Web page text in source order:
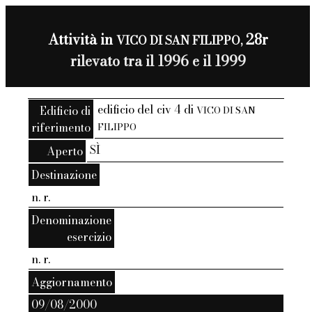
Attività inVICO DI SAN FILIPPO,28r
rilevato tra il 1996 e il 1999
Edificio di
riferimento
edificio del civ 4 diVICO DI SAN
FILIPPO
Aperto SÌ
Destinazione
n. r.
Denominazione
esercizio
n. r.
Aggiornamento
09/08/2000